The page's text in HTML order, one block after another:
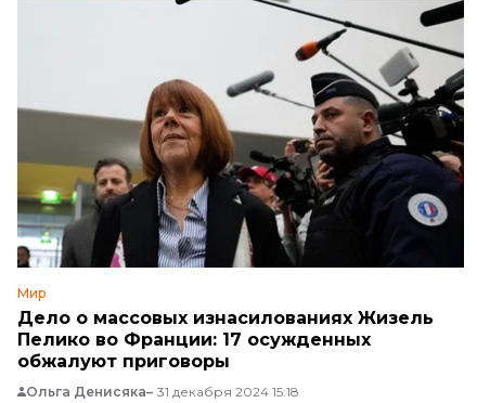
Мир
Дело о массовых изнасилованиях Жизель
Пелико во Франции: 17 осужденных
обжалуют приговоры
Ольга Денисяка 31 декабря 2024 15:18